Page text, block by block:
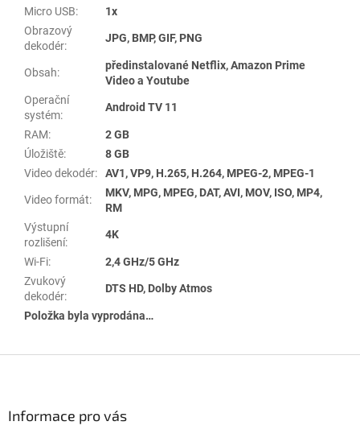
Micro USB:
1x
Obrazový
dekodér:
JPG, BMP, GIF, PNG
Obsah:
předinstalované Netflix, Amazon Prime
Video a Youtube
Operační
systém:
Android TV 11
RAM:
2 GB
Úložiště:
8 GB
Video dekodér: AV1, VP9, H.265, H.264, MPEG-2, MPEG-1
Video formát:
MKV, MPG, MPEG, DAT, AVI, MOV, ISO, MP4,
RM
Výstupní
rozlišení:
4K
Wi-Fi:
2,4 GHz/5 GHz
Zvukový
dekodér:
DTS HD, Dolby Atmos
Položka byla vyprodána…
Informace pro vás